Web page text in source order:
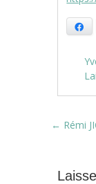
Post
← Rémi